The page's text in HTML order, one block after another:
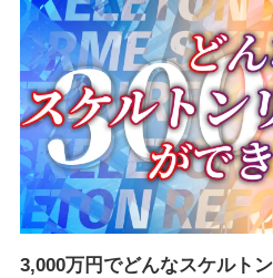
3,000万円でどんなスケルト